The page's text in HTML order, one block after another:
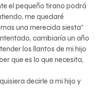
el pequeño tirano podrá
me quedaré
una merecida siesta”
cambiaría un año
los llantos de mi hijo
que es lo que necesita,
decirle a mi hijo y